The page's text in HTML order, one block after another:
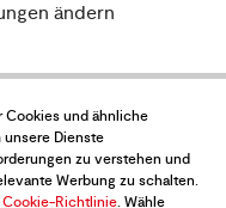
ändern
auf
Cookies und ähnliche
unsere Dienste
zu verstehen und
Werbung zu schalten.
Cookie-Richtlinie. Wähle